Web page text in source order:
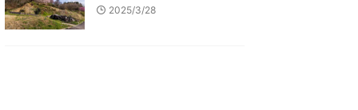
2025/3/28